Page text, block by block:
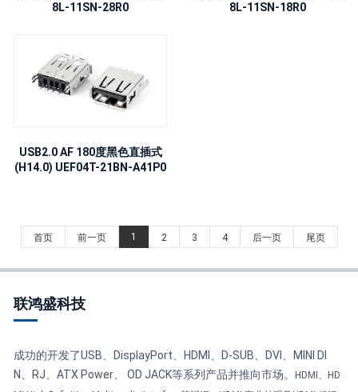
8L-11SN-28R0
8L-11SN-18R0
USB2.0 AF 180度黑色直插式
(H14.0) UEF04T-21BN-A41P0
首页 前一页 1 2 3 4 后一页 尾页
联鸿盛科技
成功的开发了USB、DisplayPort、HDMI、D-SUB、DVI、MINI DI
N、RJ、ATX Power、 OD JACK等系列产品并推向市场。HDMI、HD